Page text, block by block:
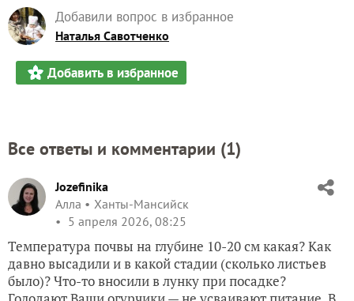
Добавили вопрос в избранное
Наталья Савотченко
Добавить в избранное
Все ответы и комментарии (1)
Jozefinika
Алла
Ханты-Мансийск
5 апреля 2026, 08:25
Температура почвы на глубине 10-20 см какая? Как
давно высадили и в какой стадии (сколько листьев
было)? Что-то вносили в лунку при посадке?